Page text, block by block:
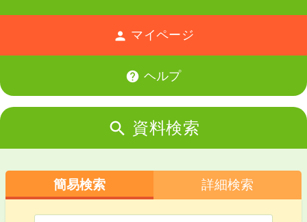
 マイページ
 ヘルプ
 資料検索
簡易検索 詳細検索